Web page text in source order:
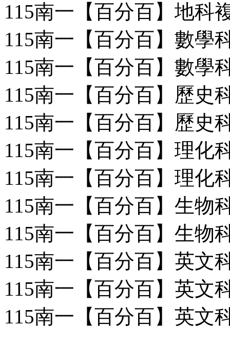
115南一【百分百】地科
115南一【百分百】數學
115南一【百分百】數學
115南一【百分百】歷史
115南一【百分百】歷史
115南一【百分百】理化
115南一【百分百】理化
115南一【百分百】生物
115南一【百分百】生物
115南一【百分百】英文
115南一【百分百】英文
115南一【百分百】英文